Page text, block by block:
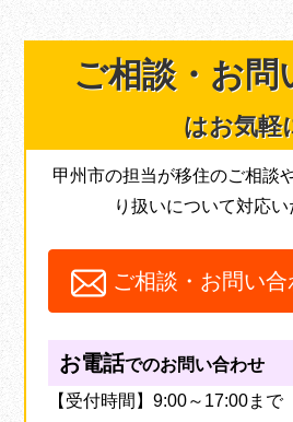
ご相談・ お問
はお気軽
甲州市の担当が移住のご相談
り扱いについて対応い
ご相談・お問い合
お電話でのお問い合わせ
【受付時間】9:00～17:00まで